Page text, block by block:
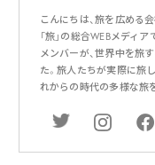
こんにちは、旅を広める
「旅」の総合WEBメディ
メンバーが、世界中を旅
た。旅人たちが実際に旅
れからの時代の多様な旅